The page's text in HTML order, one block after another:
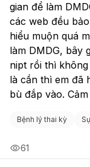
gian để làm
các web đều
hiểu muộn quá
làm DMDG, bây
nipt rồi thì
là cần thì em đã
bù đắp vào.
Bệnh lý thai kỳ
61